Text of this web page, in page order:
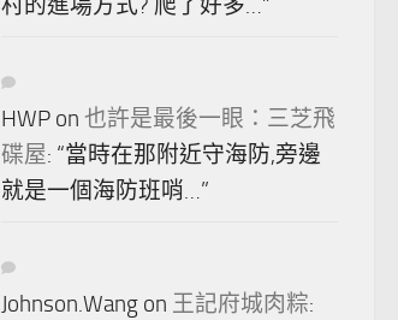
村的進場方式? 爬了好多…”
HWP on 也許是最後一眼：三芝飛
碟屋: “當時在那附近守海防,旁邊
就是一個海防班哨…”
Johnson.Wang on 王記府城肉粽: